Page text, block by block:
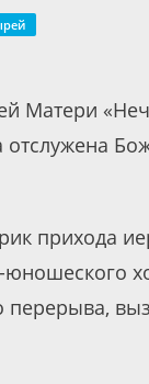
Матери
прихода
перерыва,